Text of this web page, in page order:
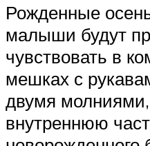
Рожденные
малыши будут
чувствовать в
мешках с
двумя
внутреннюю